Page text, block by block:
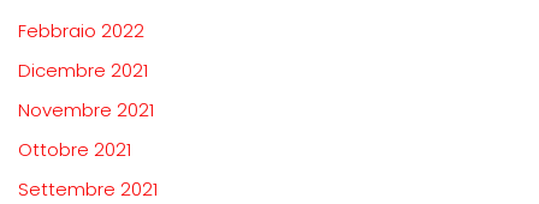
Febbraio 2022
Dicembre 2021
Novembre 2021
Ottobre 2021
Settembre 2021